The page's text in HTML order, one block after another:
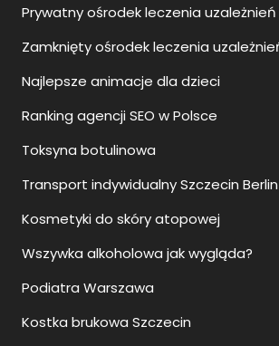
Prywatny ośrodek leczenia uzależnień
Zamknięty ośrodek leczenia
Najlepsze animacje dla dzieci
Ranking agencji SEO w Polsce
Toksyna botulinowa
Transport indywidualny Szczecin Berlin
Kosmetyki do skóry atopowej
Wszywka alkoholowa jak wygląda?
Podiatra Warszawa
Kostka brukowa Szczecin